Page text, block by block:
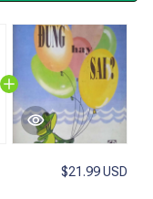
$21.99 USD